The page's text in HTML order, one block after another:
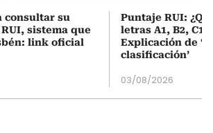
consultar su
sistema que
link oficial
Puntaje RUI:
letras A1, B2, C1
Explicación de
clasificación’
03/08/2026